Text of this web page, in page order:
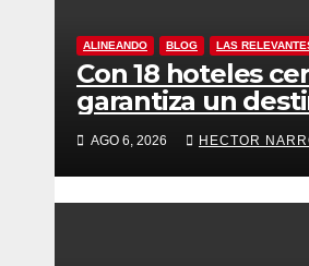
ALINEANDO BLOG LAS
Con 18 hoteles
garantiza un
AGO 6, 2026 HECTOR